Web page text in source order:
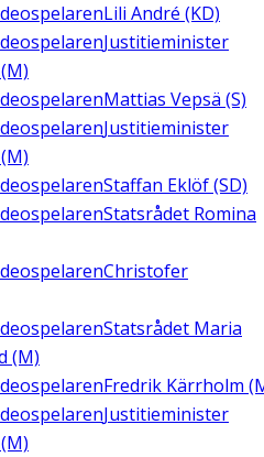
Lili André (KD)
Justitieminister
Mattias Vepsä (S)
Justitieminister
Staffan Eklöf (SD)
Statsrådet Romina
Christofer
Statsrådet Maria
(M)
Fredrik Kärrholm
Justitieminister